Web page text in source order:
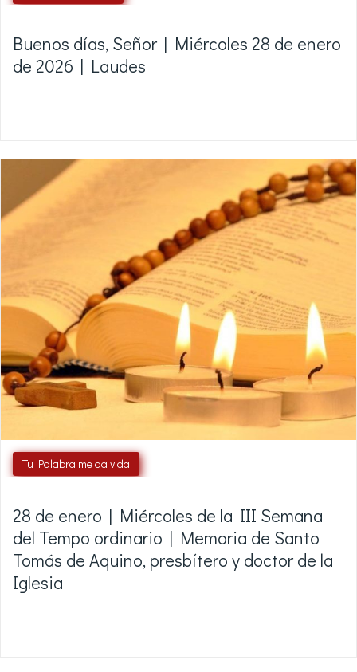
Buenos días, Señor | Miércoles 28 de enero
de 2026 | Laudes
Tu Palabra me da vida
28 de enero | Miércoles de la III Semana
del Tempo ordinario | Memoria de Santo
Tomás de Aquino, presbítero y doctor de la
Iglesia